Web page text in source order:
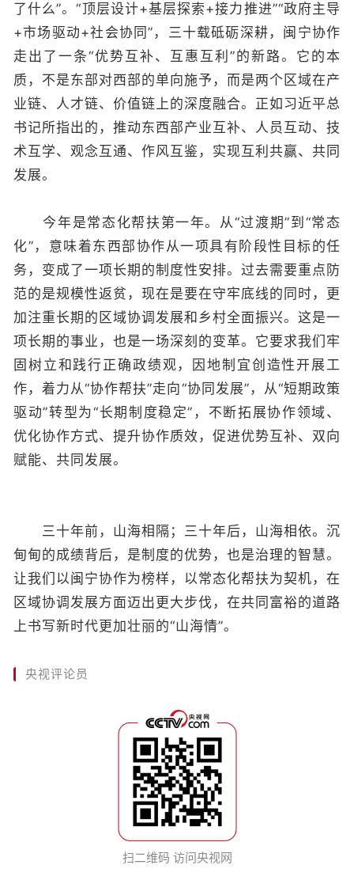
了什么”。“顶层设计+基层探索+接力推进”“政府主导
+市场驱动+社会协同”，三十载砥砺深耕，闽宁协作
走出了一条“优势互补、互惠互利”的新路。它的本
质，不是东部对西部的单向施予，而是两个区域在产
业链、人才链、价值链上的深度融合。正如习近平总
书记所指出的，推动东西部产业互补、人员互动、技
术互学、观念互通、作风互鉴，实现互利共赢、共同
发展。
今年是常态化帮扶第一年。从“过渡期”到“常态
化”，意味着东西部协作从一项具有阶段性目标的任
务，变成了一项长期的制度性安排。过去需要重点防
范的是规模性返贫，现在是要在守牢底线的同时，更
加注重长期的区域协调发展和乡村全面振兴。这是一
项长期的事业，也是一场深刻的变革。它要求我们牢
固树立和践行正确政绩观，因地制宜创造性开展工
作，着力从“协作帮扶”走向“协同发展”，从“短期政策
驱动”转型为“长期制度稳定”，不断拓展协作领域、
优化协作方式、提升协作质效，促进优势互补、双向
赋能、共同发展。
三十年前，山海相隔；三十年后，山海相依。沉
甸甸的成绩背后，是制度的优势，也是治理的智慧。
让我们以闽宁协作为榜样，以常态化帮扶为契机，在
区域协调发展方面迈出更大步伐，在共同富裕的道路
上书写新时代更加壮丽的“山海情”。
央视评论员
扫二维码 访问央视网